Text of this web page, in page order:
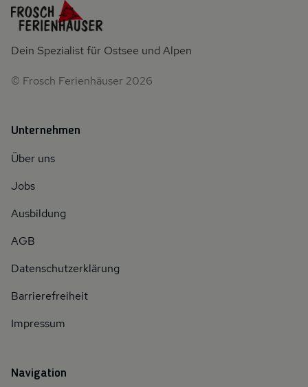
Dein Spezialist für Ostsee und Alpen
© Frosch Ferienhäuser 2026
Unternehmen
Über uns
Jobs
Ausbildung
AGB
Datenschutzerklärung
Barrierefreiheit
Impressum
Navigation